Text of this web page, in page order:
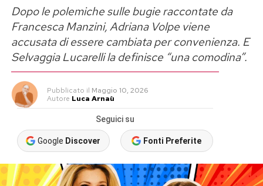
Dopo le polemiche sulle bugie raccontate da
Francesca Manzini, Adriana Volpe viene
accusata di essere cambiata per convenienza. E
Selvaggia Lucarelli la definisce “una comodina”.
Pubblicato il Maggio 10, 2026
Autore Luca Arnaù
Seguici su
Google Discover Fonti Preferite